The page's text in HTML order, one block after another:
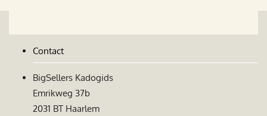
Contact
BigSellers Kadogids
Emrikweg 37b
2031 BT Haarlem